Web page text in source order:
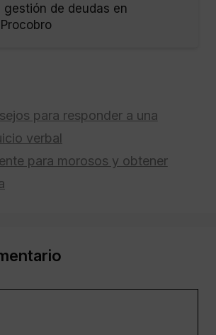
gestión de deudas en
para responder a una
verbal
para morosos y obtener